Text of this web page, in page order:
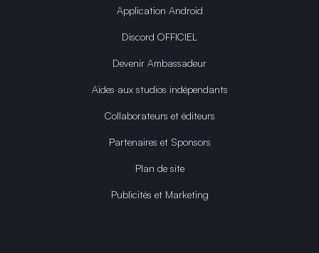
Application Android
Discord OFFICIEL
Devenir Ambassadeur
Aides aux studios indépendants
Collaborateurs et éditeurs
Partenaires et Sponsors
Plan de site
Publicités et Marketing